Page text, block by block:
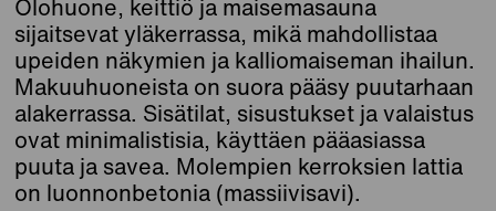
Olohuone, keittiö ja maisemasauna
sijaitsevat yläkerrassa, mikä mahdollistaa
upeiden näkymien ja kalliomaiseman ihailun.
Makuuhuoneista on suora pääsy puutarhaan
alakerrassa. Sisätilat, sisustukset ja valaistus
ovat minimalistisia, käyttäen pääasiassa
puuta ja savea. Molempien kerroksien lattia
on luonnonbetonia (massiivisavi).